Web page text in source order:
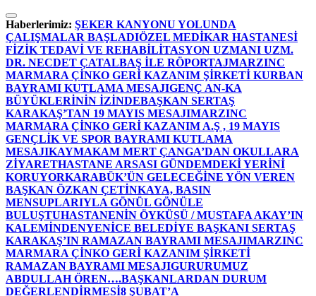
İçeriğe
atla
Haberlerimiz: ŞEKER KANYONU YOLUNDA
ÇALIŞMALAR BAŞLADIÖZEL MEDİKAR HASTANESİ
FİZİK TEDAVİ VE REHABİLİTASYON UZMANI UZM.
DR. NECDET ÇATALBAŞ İLE RÖPORTAJMARZINC
MARMARA ÇİNKO GERİ KAZANIM ŞİRKETİ KURBAN
BAYRAMI KUTLAMA MESAJIGENÇ AN-KA
BÜYÜKLERİNİN İZİNDEBAŞKAN SERTAŞ
KARAKAŞ’TAN 19 MAYIS MESAJIMARZINC
MARMARA ÇİNKO GERİ KAZANIM A.Ş , 19 MAYIS
GENÇLİK VE SPOR BAYRAMI KUTLAMA
MESAJIKAYMAKAM MERT ÇANGA’DAN OKULLARA
ZİYARETHASTANE ARSASI GÜNDEMDEKİ YERİNİ
KORUYORKARABÜK’ÜN GELECEĞİNE YÖN VEREN
BAŞKAN ÖZKAN ÇETİNKAYA, BASIN
MENSUPLARIYLA GÖNÜL GÖNÜLE
BULUŞTUHASTANENİN ÖYKÜSÜ / MUSTAFA AKAY’IN
KALEMİNDENYENİCE BELEDİYE BAŞKANI SERTAŞ
KARAKAŞ’IN RAMAZAN BAYRAMI MESAJIMARZINC
MARMARA ÇİNKO GERİ KAZANIM ŞİRKETİ
RAMAZAN BAYRAMI MESAJIGURURUMUZ
ABDULLAH ÖREN….BAŞKANLARDAN DURUM
DEĞERLENDİRMESİ8 ŞUBAT’A